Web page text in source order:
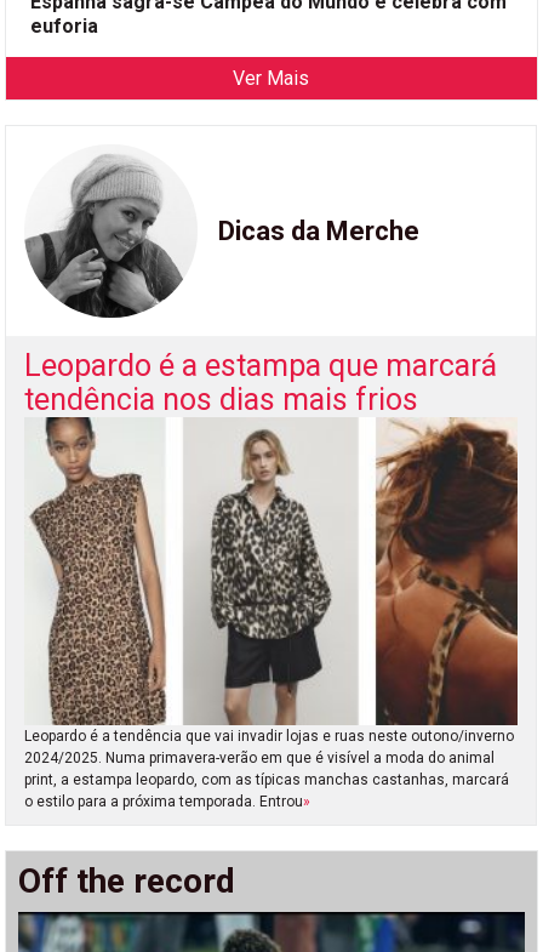
euforia
Ver Mais
Dicas da Merche
Leopardo é a estampa que marcará
tendência nos dias mais frios
Leopardo é a tendência que vai invadir lojas e ruas neste outono/inverno
2024/2025. Numa primavera-verão em que é visível a moda do animal
print, a estampa leopardo, com as típicas manchas castanhas, marcará
o estilo para a próxima temporada. Entrou»
Off the record